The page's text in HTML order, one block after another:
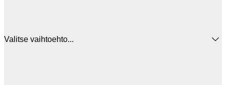
Valitse vaihtoehto...